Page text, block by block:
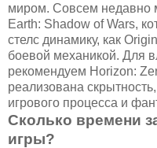
миром. Совсем недавно
Earth: Shadow of Wars,
стелс динамику, как
боевой механикой. Для
рекомендуем Horizon:
реализована
игрового процесса и
Сколько времени
игры?